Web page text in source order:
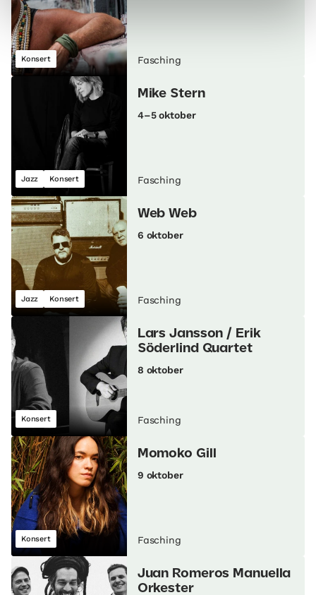
Konsert Fasching
Jazz Konsert
Mike Stern
4–5 oktober
Fasching
Jazz Konsert
Web Web
6 oktober
Fasching
Konsert
Lars Jansson / Erik
Söderlind Quartet
8 oktober
Fasching
Konsert
Momoko Gill
9 oktober
Fasching
Juan Romeros Manuella
Orkester